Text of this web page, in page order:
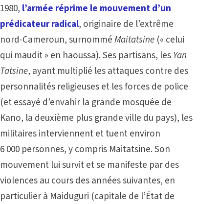
1980, l’armée réprime le mouvement d’un
prédicateur radical, originaire de l’extrême
nord-Cameroun, surnomméMaitatsine (« celui
qui maudit » en haoussa). Ses partisans, lesYan
Tatsine, ayant multiplié les attaques contre des
personnalités religieuses et les forces de police
(et essayé d’envahir la grande mosquée de
Kano, la deuxième plus grande ville du pays), les
militaires interviennent et tuent environ
6 000 personnes, y compris Maitatsine. Son
mouvement lui survit et se manifeste par des
violences au cours des années suivantes, en
particulier à Maiduguri (capitale de l’État de